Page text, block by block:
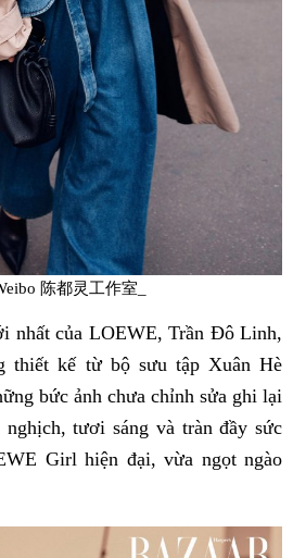
陈都灵工作室_
nhất của LOEWE, Trần Đô Linh,
thiết kế từ bộ sưu tập Xuân Hè
bức ảnh chưa chỉnh sửa ghi lại
tươi sáng và tràn đầy sức
Girl hiện đại, vừa ngọt ngào